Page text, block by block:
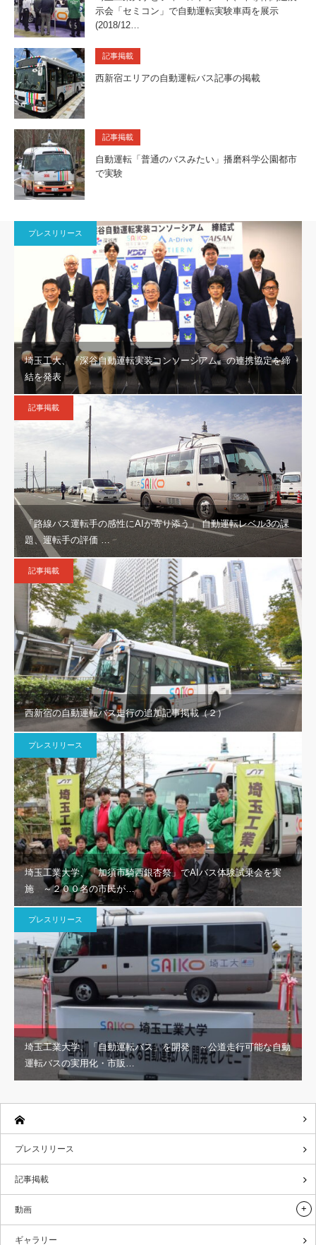
示会「セミコン」で自動運転実験車両を展示
(2018/12…
記事掲載
西新宿エリアの自動運転バス記事の掲載
記事掲載
自動運転「普通のバスみたい」播磨科学公園都市
で実験
プレスリリース
埼玉工大、『深谷自動運転実装コンソーシアム』の連携協定を締
結を発表
記事掲載
「路線バス運転手の感性にAIが寄り添う」 自動運転レベル3の課
題、運転手の評価 …
記事掲載
西新宿の自動運転バス走行の追加記事掲載（２）
プレスリリース
埼玉工業大学、「加須市騎西銀杏祭」でAIバス体験試乗会を実
施 ～２００名の市民が…
プレスリリース
埼玉工業大学、「自動運転バス」を開発 ～公道走行可能な自動
運転バスの実用化・市販…
プレスリリース
記事掲載
動画
ギャラリー